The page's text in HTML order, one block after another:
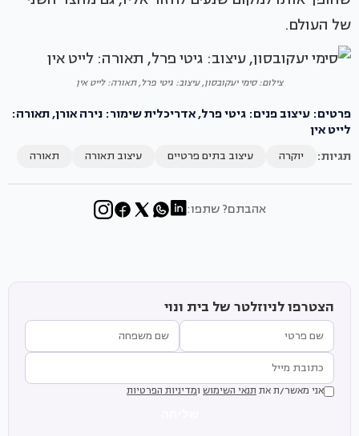
של העולם.
צילום: סימי יעקובסון, עיצוב: גיטי פרל, תאורה: לייט אין
פרטים: עיצוב פנים: גיטי פרל, אדריכלית שימור: נירה אורן, תאורה:
לייט אין
תגיות:
יוקרה עיצוב בתים פרטיים עיצוב תאורה תאורה
אהבתם? שתפו:
הצטרפו לניוזלטר של בית ונוי
אני מאשר/ת את תנאי השימוש ומדיניות הפרטיות